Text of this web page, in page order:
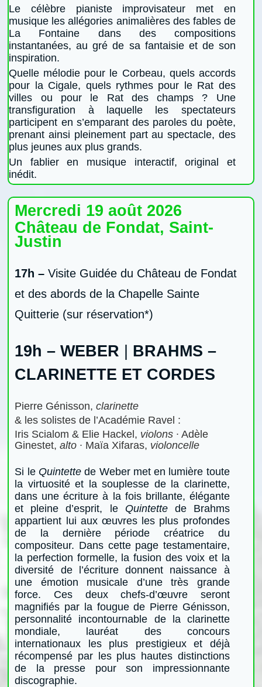
Le célèbre pianiste improvisateur met en
musique les allégories animalières des fables de
La Fontaine dans des compositions
instantanées, au gré de sa fantaisie et de son
inspiration.
Quelle mélodie pour le Corbeau, quels accords
pour la Cigale, quels rythmes pour le Rat des
villes ou pour le Rat des champs ? Une
transfiguration à laquelle les spectateurs
participent en s’emparant des paroles du poète,
prenant ainsi pleinement part au spectacle, des
plus jeunes aux plus grands.
Un fablier en musique interactif, original et
inédit.
Mercredi 19 août 2026
Château de Fondat, Saint-
Justin
17h – Visite Guidée du Château de Fondat
et des abords de la Chapelle Sainte
Quitterie (sur réservation*)
19h – WEBER
BRAHMS –
CLARINETTE ET CORDES
Pierre Génisson,clarinette
& les solistes de l’Académie Ravel :
Iris Scialom & Elie Hackel, violons ∙ Adèle
Ginestet,alto ∙ Maïa Xifaras, violoncelle
Si le Quintettede Weber met en lumière toute
la virtuosité et la souplesse de la clarinette,
dans une écriture à la fois brillante, élégante
et pleine d’esprit, le Quintettede Brahms
appartient lui aux œuvres les plus profondes
de la dernière période créatrice du
compositeur. Dans cette page testamentaire,
la perfection formelle, la fusion des voix et la
diversité de l’écriture donnent naissance à
une émotion musicale d’une très grande
force. Ces deux chefs-d’œuvre seront
magnifiés par la fougue de Pierre Génisson,
personnalité incontournable de la clarinette
mondiale, lauréat des concours
internationaux les plus prestigieux et déjà
récompensé par les plus hautes distinctions
de la presse pour son impressionnante
discographie.